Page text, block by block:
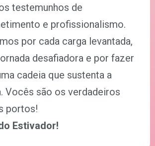
testemunhos de
e profissionalismo.
por cada carga levantada,
desafiadora e por fazer
cadeia que sustenta a
Vocês são os verdadeiros
portos!
Estivador!